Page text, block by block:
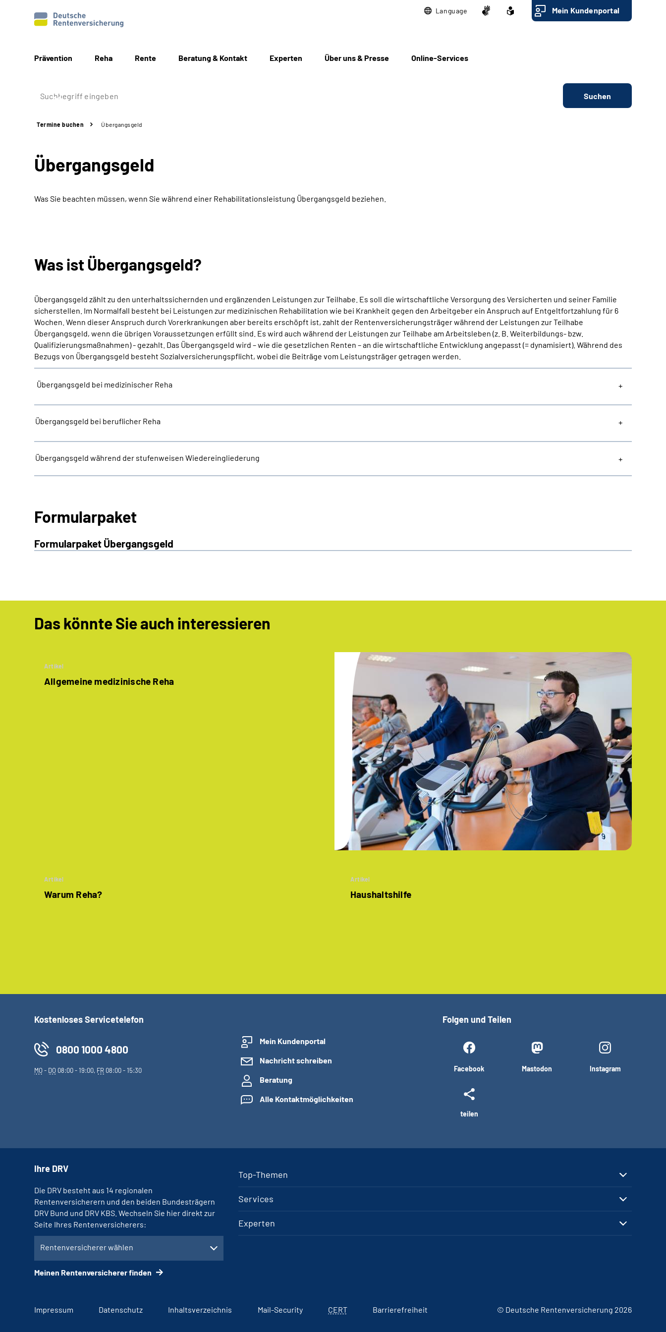
Language Mein Kundenportal
Prävention Reha Rente Beratung & Kontakt Experten Über uns & Presse Online-Services
Suchen
Termine buchen Übergangsgeld
Übergangsgeld
Was Sie beachten müssen, wenn Sie während einer Rehabilitationsleistung Übergangsgeld beziehen.
Was ist Übergangsgeld?
Übergangsgeld zählt zu den unterhaltssichernden und ergänzenden Leistungen zur Teilhabe. Es soll die wirtschaftliche Versorgung des Versicherten und seiner Familie
sicherstellen. Im Normalfall besteht bei Leistungen zur medizinischen Rehabilitation wie bei Krankheit gegen den Arbeitgeber ein Anspruch auf Entgeltfortzahlung für 6
Wochen. Wenn dieser Anspruch durch Vorerkrankungen aber bereits erschöpft ist, zahlt der Rentenversicherungsträger während der Leistungen zur Teilhabe
Übergangsgeld, wenn die übrigen Voraussetzungen erfüllt sind. Es wird auch während der Leistungen zur Teilhabe am Arbeitsleben (z. B. Weiterbildungs- bzw.
Qualifizierungsmaßnahmen) - gezahlt. Das Übergangsgeld wird – wie die gesetzlichen Renten – an die wirtschaftliche Entwicklung angepasst (= dynamisiert). Während des
Bezugs von Übergangsgeld besteht Sozialversicherungspflicht, wobei die Beiträge vom Leistungsträger getragen werden.
Übergangsgeld bei medizinischer Reha
Übergangsgeld bei beruflicher Reha
Übergangsgeld während der stufenweisen Wiedereingliederung
Formularpaket
Formularpaket Übergangsgeld
Das könnte Sie auch interessieren
Artikel
Allgemeine medizinische Reha
Artikel
Warum Reha?
Artikel
Haushaltshilfe
Kostenloses Servicetelefon
0800 1000 4800
MO- DO 08:00 - 19:00, FR 08:00 - 15:30
Mein Kundenportal
Nachricht schreiben
Beratung
Alle Kontaktmöglichkeiten
Folgen und Teilen
Facebook Mastodon Instagram
teilen
Top-Themen
Services
Experten
Ihre DRV
Die DRV besteht aus 14 regionalen
Rentenversicherern und den beiden Bundesträgern
DRV Bund und DRV KBS. Wechseln Sie hier direkt zur
Seite Ihres Rentenversicherers:
Rentenversicherer wählen
Meinen Rentenversicherer finden
Impressum Datenschutz Inhaltsverzeichnis Mail-Security CERT Barrierefreiheit © Deutsche Rentenversicherung 2026